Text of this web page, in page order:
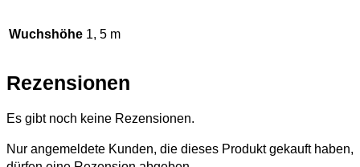
Wuchshöhe 1, 5 m
Rezensionen
Es gibt noch keine Rezensionen.
Nur angemeldete Kunden, die dieses Produkt gekauft haben,